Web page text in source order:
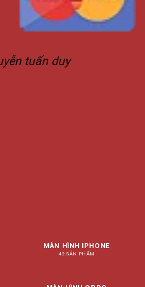
tuấn duy
MÀN HÌNH IPHONE
42 SẢN PHẨM